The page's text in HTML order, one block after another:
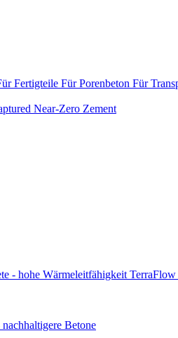
Fertigteile Für Porenbeton Für
Near-Zero Zement
- hohe Wärmeleitfähigkeit
Betone